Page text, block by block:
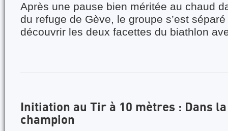
Après une pause bien méritée au chaud
du refuge de Gève, le groupe s’est
découvrir les deux facettes du biathlon
Initiation au Tir à 10 mètres : Dans
champion